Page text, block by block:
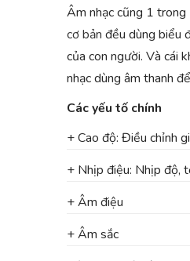
Âm nhạc cũng 1 trong
cơ bản đều dùng biểu
của con người. Và cái
nhạc dùng âm thanh
Các yếu tố chính
+ Cao độ: Điều chỉnh
+ Nhịp điệu: Nhịp độ,
+ Âm điệu
+ Âm sắc